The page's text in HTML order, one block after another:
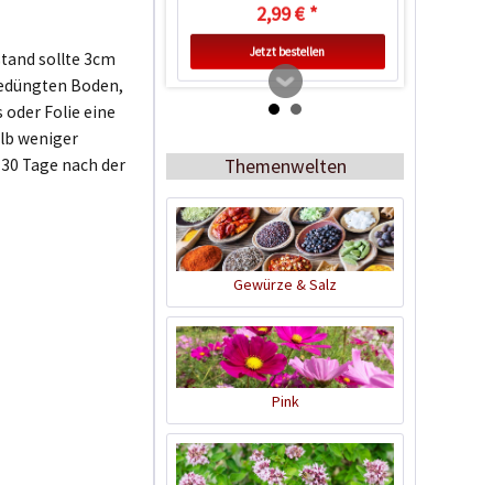
sollte 3cm
Boden,
Folie eine
weniger
Tage nach der
2,99 € *
Jetzt bestellen
Zimmer-Gewächshaus
Inhalt1 Stück
9,99 € *
Jetzt bestellen
Themenwelten
Gewürze & Salz
Pink